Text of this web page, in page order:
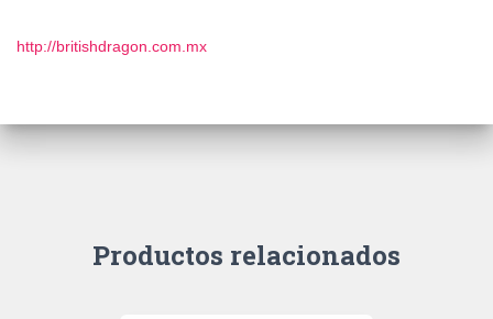
http://britishdragon.com.mx
Productos relacionados